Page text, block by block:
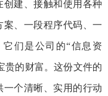
建、接触和使用各种
、一段程序代码、一
们是公司的“信息资
贵的财富。这份文件的
一个清晰、实用的行动